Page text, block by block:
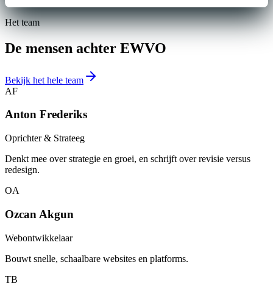
Het team
De mensen achter EWVO
Bekijk het hele team
AF
Anton Frederiks
Oprichter & Strateeg
Denkt mee over strategie en groei, en schrijft over revisie versus
redesign.
OA
Ozcan Akgun
Webontwikkelaar
Bouwt snelle, schaalbare websites en platforms.
TB